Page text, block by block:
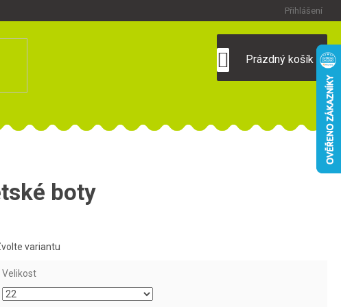
Přihlášení
KOŠÍK
Prázdný košík
boty
variantu
Velikost